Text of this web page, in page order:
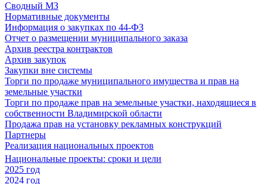
Сводный МЗ
Нормативные документы
Информация о закупках по 44-ФЗ
Отчет о размещении муниципального заказа
Архив реестра контрактов
Архив закупок
Закупки вне системы
Торги по продаже муниципального имущества и прав на
земельные участки
Торги по продаже прав на земельные участки, находящиеся в
собственности Владимирской области
Продажа прав на установку рекламных конструкций
Партнеры
Реализация национальных проектов
Национальные проекты: сроки и цели
2025 год
2024 год